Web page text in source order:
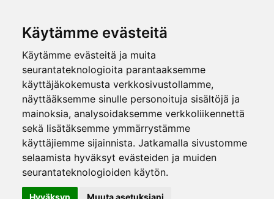
Käytämme evästeitä
Käytämme evästeitä ja muita
seurantateknologioita parantaaksemme
käyttäjäkokemusta verkkosivustollamme,
näyttääksemme sinulle personoituja sisältöjä ja
mainoksia, analysoidaksemme verkkoliikennettä
sekä lisätäksemme ymmärrystämme
käyttäjiemme sijainnista. Jatkamalla sivustomme
selaamista hyväksyt evästeiden ja muiden
seurantateknologioiden käytön.
Hyväksyn Muuta asetuksiani